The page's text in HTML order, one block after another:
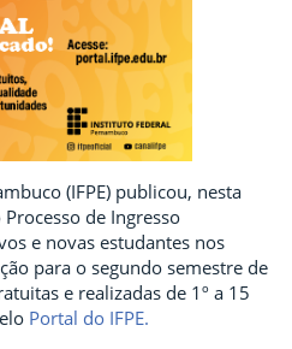
(IFPE) publicou, nesta
de Ingresso
e novas estudantes nos
para o segundo semestre de
e realizadas de 1º a 15
Portal do IFPE.